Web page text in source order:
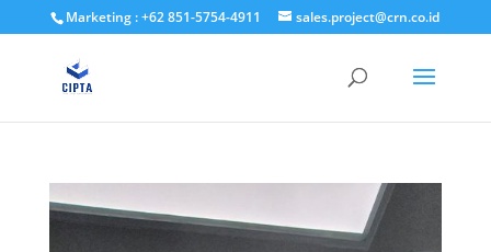
Marketing : +62 851-5754-4911 sales.project@crn.co.id